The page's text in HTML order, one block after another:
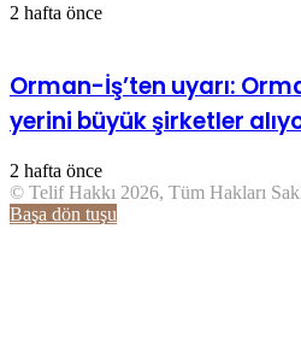
2 hafta önce
Orman-İş’ten uyarı:
yerini büyük şirketler
2 hafta önce
© Telif Hakkı 2026, Tüm Hakları
Başa dön tuşu